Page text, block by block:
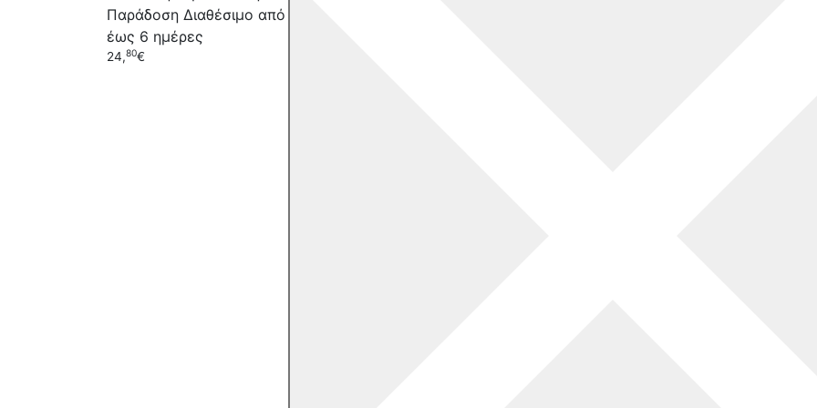
Παράδοση Διαθέσιμο από 4
έως 6 ημέρες
24,80€